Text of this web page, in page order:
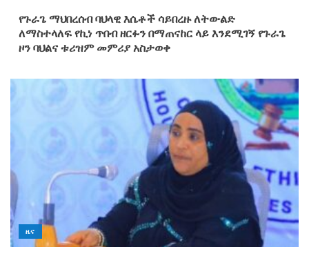
የጉራጌ ማህበረሰብ ባህላዊ እሴቶች ሳይበረዙ ለትውልድ
ለማስተላለፍ የኪነ ጥበብ ዘርፉን በማጠናከር ላይ እንደሚገኝ የጉራጌ
ዞን ባህልና ቱሪዝም መምሪያ አስታወቀ
ዜና